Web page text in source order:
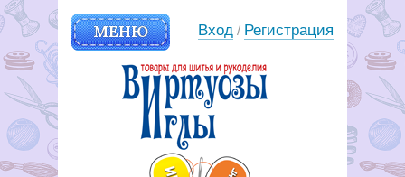
МЕНЮ Вход / Регистрация